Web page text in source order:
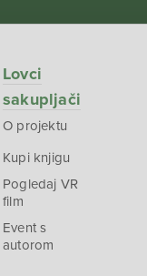
Lovci
sakupljači
O projektu
Kupi knjigu
Pogledaj VR
film
Event s
autorom